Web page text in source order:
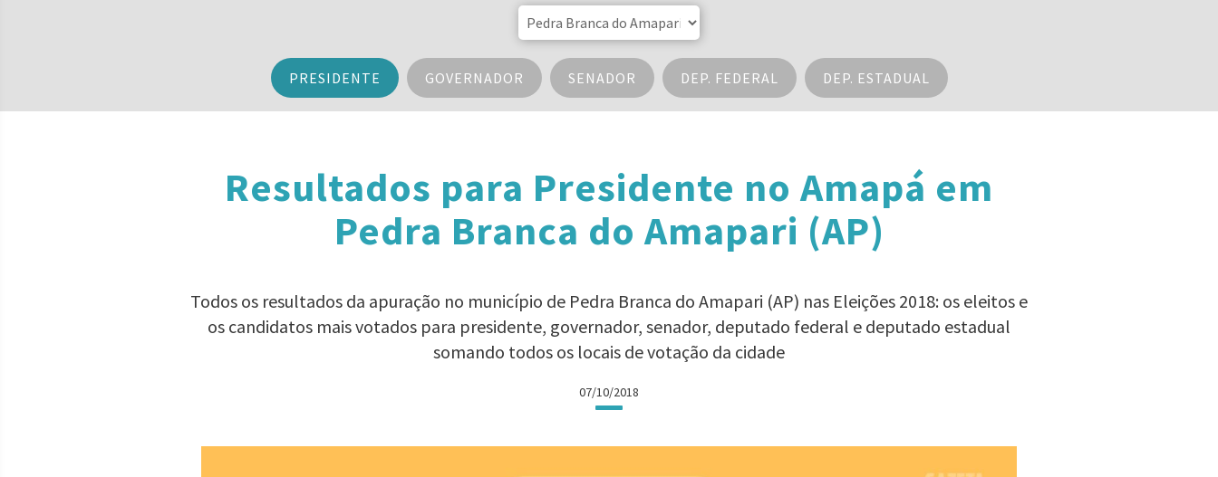
PRESIDENTE GOVERNADOR SENADOR DEP. FEDERAL DEP. ESTADUAL
Resultados para Presidente no Amapá em
Pedra Branca do Amapari (AP)
Todos os resultados da apuração no município de Pedra Branca do Amapari (AP) nas Eleições 2018: os eleitos e
os candidatos mais votados para presidente, governador, senador, deputado federal e deputado estadual
somando todos os locais de votação da cidade
07/10/2018